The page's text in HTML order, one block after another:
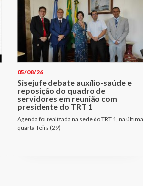
05/08/26
Sisejufe debate auxílio-saúde e
reposição do quadro de
servidores em reunião com
presidente do TRT 1
Agenda foi realizada na sede do TRT 1, na última
quarta-feira (29)